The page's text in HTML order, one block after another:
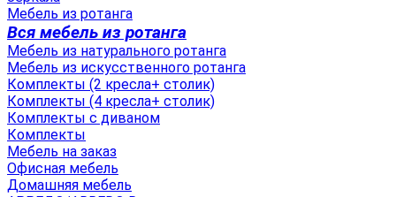
Мебель из ротанга
Вся мебель из ротанга
Мебель из натурального ротанга
Мебель из искусственного ротанга
Комплекты (2 кресла+ столик)
Комплекты (4 кресла+ столик)
Комплекты с диваном
Комплекты
Мебель на заказ
Офисная мебель
Домашняя мебель